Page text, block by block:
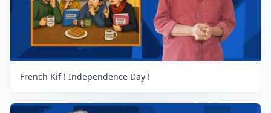
French Kif ! Independence Day !